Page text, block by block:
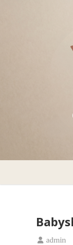
admin